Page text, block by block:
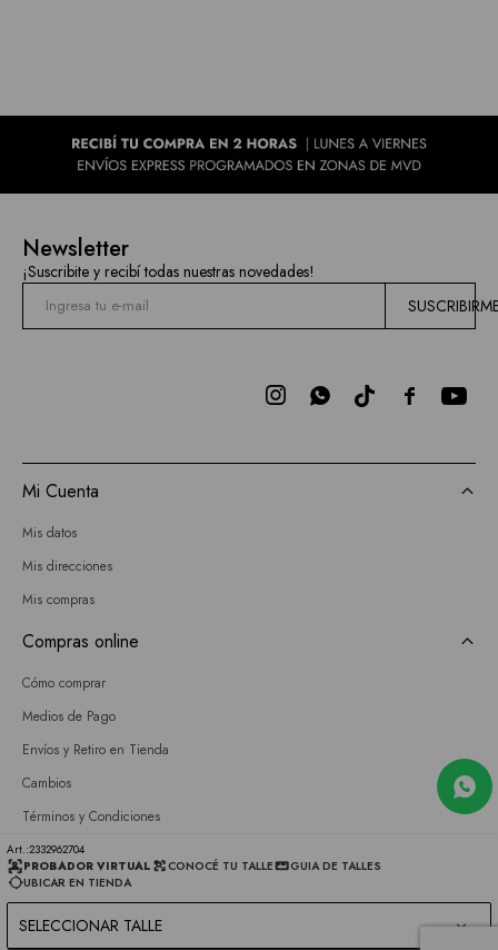
2332962704
PROBADOR VIRTUAL
CONOCÉ TU TALLE
GUIA DE TALLES
UBICAR EN TIENDA
SELECCIONAR TALLE
Newsletter
¡Suscribite y recibí todas nuestras novedades!

 
Mi Cuenta
Mis datos
Mis direcciones
Mis compras
Compras online
Cómo comprar
Medios de Pago
Envíos y Retiro en Tienda
Cambios
Términos y Condiciones
GIFT CARD
Empresa
Sobre nosotros